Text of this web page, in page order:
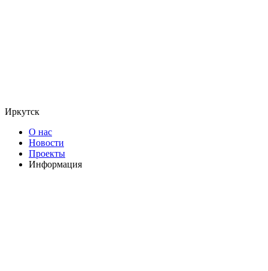
Иркутск
О нас
Новости
Проекты
Информация